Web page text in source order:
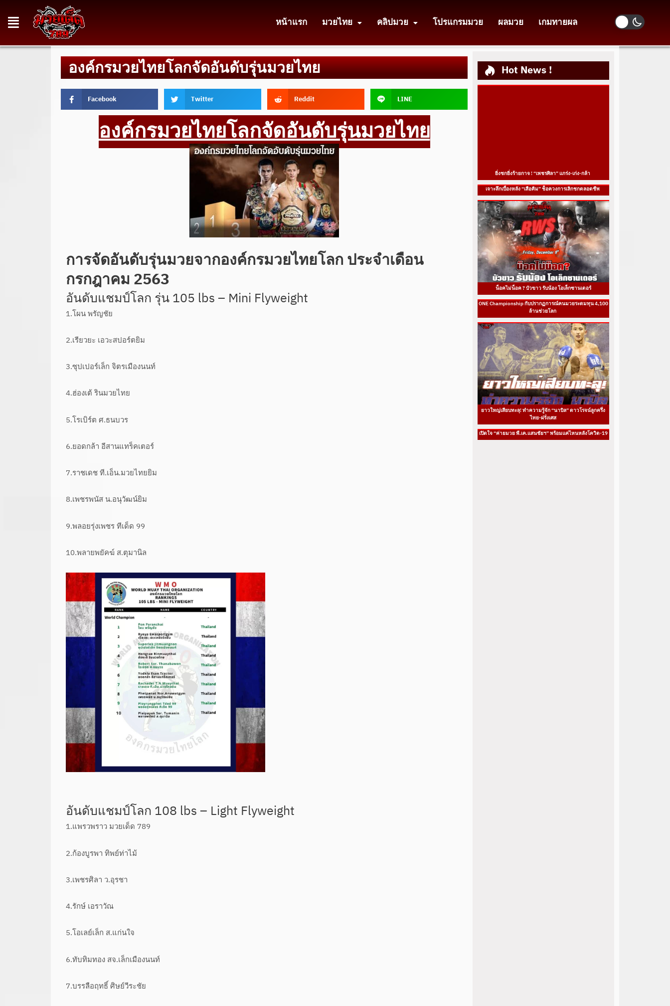
หน้าแรก มวยไทย คลิปมวย โปรแกรมมวย ผลมวย เกมทายผล
องค์กรมวยไทยโลกจัดอันดับรุ่นมวยไทย
Facebook Twitter Reddit LINE
องค์กรมวยไทยโลกจัดอันดับรุ่นมวยไทย
การจัดอันดับรุ่นมวยจากองค์กรมวยไทยโลก ประจำเดือน
กรกฎาคม 2563
อันดับแชมป์โลก รุ่น 105 lbs – Mini Flyweight
1.โผน พรัญชัย
2.เรียวยะ เอวะสปอร์ตยิม
3.ซุปเปอร์เล็ก จิตรเมืองนนท์
4.ฮ่องเต้ รินมวยไทย
5.โรเบิร์ต ศ.ธนบวร
6.ยอดกล้า อีสานแทร็คเตอร์
7.ราชเดช ที.เอ็น.มวยไทยยิม
8.เพชรพนัส น.อนุวัฒน์ยิม
9.พลอยรุ่งเพชร ทีเด็ด 99
10.พลายพยัคฆ์ ส.ตุมานิล
อันดับแชมป์โลก 108 lbs – Light Flyweight
1.แพรวพราว มวยเด็ด 789
2.ก้องบูรพา ทิพย์ท่าไม้
3.เพชรศิลา ว.อุรชา
4.รักษ์ เอราวัณ
5.โอเลย์เล็ก ส.แก่นใจ
6.ทับทิมทอง สจ.เล็กเมืองนนท์
7.บรรลือฤทธิ์ ศิษย์วีระชัย
Hot News !
ยิ่งชกยิ่งร้ายกาจ ! “เพชรศิลา” แกร่ง-เก่ง-กล้า
เจาะลึกเบื้องหลัง “เสือคิม” ช็อควงการเลิกชกตลอดชีพ
น็อคไม่น็อค ? บัวขาว รับน้อง โอเล็กซานเดอร์
ONE Championship กับปรากฏการณ์คนมวยระดมทุน 4,100
ล้านช่วยโลก
ยาวใหญ่เสียบทะลุ! ทำความรู้จัก “นาบิล” ดาวโรจน์ลูกครึ่ง
ไทย-ฝรั่งเศส
เปิดใจ “ค่ายมวย พี.เค.แสนชัยฯ” พร้อมแค่ไหนหลังโควิด-19